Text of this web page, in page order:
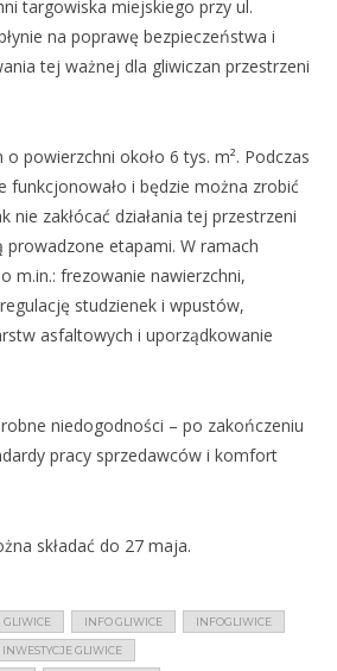
targowiska miejskiego przy ul.
na poprawę bezpieczeństwa i
tej ważnej dla gliwiczan przestrzeni
powierzchni około 6 tys. m². Podczas
funkcjonowało i będzie można zrobić
nie zakłócać działania tej przestrzeni
prowadzone etapami. W ramach
m.in.: frezowanie nawierzchni,
studzienek i wpustów,
asfaltowych i uporządkowanie
niedogodności – po zakończeniu
pracy sprzedawców i komfort
składać do 27 maja.
GLIWICE INFO GLIWICE INFOGLIWICE
INWESTYCJE GLIWICE